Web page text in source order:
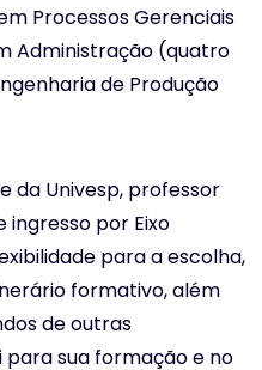
Processos Gerenciais
Administração (quatro
de Produção
da Univesp, professor
ingresso por Eixo
para a escolha,
formativo, além
de outras
sua formação e no